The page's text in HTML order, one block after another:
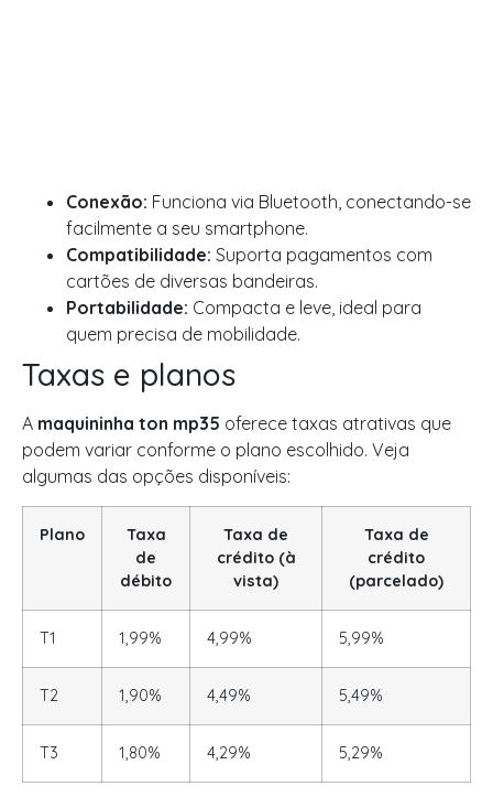
Conexão: Funciona via Bluetooth, conectando-se
facilmente a seu smartphone.
Compatibilidade: Suporta pagamentos com
cartões de diversas bandeiras.
Portabilidade: Compacta e leve, ideal para
quem precisa de mobilidade.
Taxas e planos
A maquininha ton mp35 oferece taxas atrativas que
podem variar conforme o plano escolhido. Veja
algumas das opções disponíveis:
Plano
Taxa
de
débito
Taxa de
crédito (à
vista)
Taxa de
crédito
(parcelado)
T1 1,99% 4,99% 5,99%
T2 1,90% 4,49% 5,49%
T3 1,80% 4,29% 5,29%